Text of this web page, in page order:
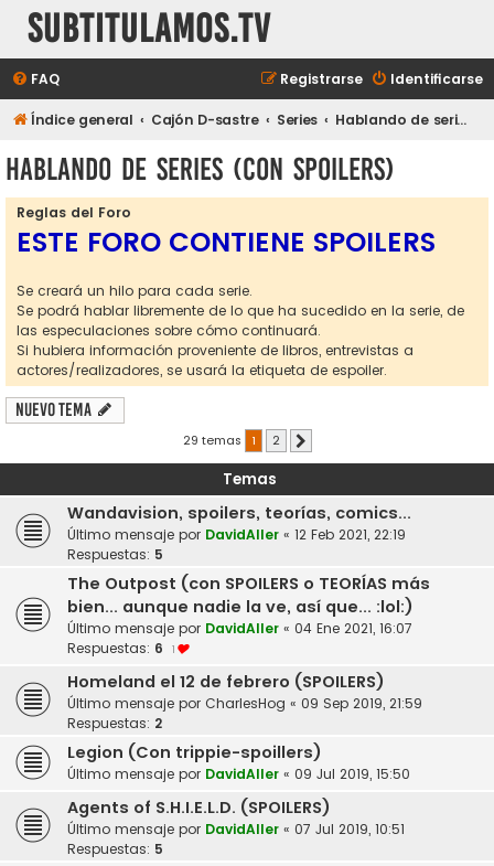
subtitulamos.tv
FAQ Identificarse
Registrarse
Índice general Cajón D-sastre Series Hablando de series (con spoilers)
Hablando de series (con spoilers)
Reglas del Foro
ESTE FORO CONTIENE SPOILERS
Se creará un hilo para cada serie.
Se podrá hablar libremente de lo que ha sucedido en la serie, de
las especulaciones sobre cómo continuará.
Si hubiera información proveniente de libros, entrevistas a
actores/realizadores, se usará la etiqueta de espoiler.
Nuevo Tema
29 temas 1 2
Temas
Wandavision, spoilers, teorías, comics...
Último mensaje por DavidAller « 12 Feb 2021, 22:19
Respuestas: 5
The Outpost (con SPOILERS o TEORÍAS más
bien... aunque nadie la ve, así que... :lol:)
Último mensaje por DavidAller « 04 Ene 2021, 16:07
Respuestas: 6 1
Homeland el 12 de febrero (SPOILERS)
Último mensaje por CharlesHog « 09 Sep 2019, 21:59
Respuestas: 2
Legion (Con trippie-spoillers)
Último mensaje por DavidAller « 09 Jul 2019, 15:50
Agents of S.H.I.E.L.D. (SPOILERS)
Último mensaje por DavidAller « 07 Jul 2019, 10:51
Respuestas: 5